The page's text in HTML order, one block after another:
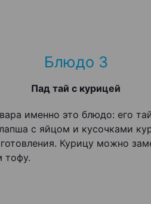
Блюдо 3
Пад тай с курицей
именно это блюдо: его
с яйцом и кусочками
Курицу можно
тофу.